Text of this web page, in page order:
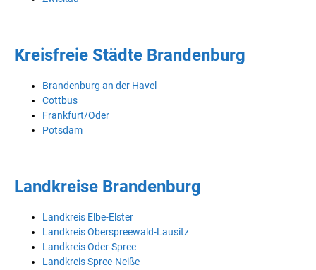
Kreisfreie Städte Brandenburg
Brandenburg an der Havel
Cottbus
Frankfurt/Oder
Potsdam
Landkreise Brandenburg
Landkreis Elbe-Elster
Landkreis Oberspreewald-Lausitz
Landkreis Oder-Spree
Landkreis Spree-Neiße